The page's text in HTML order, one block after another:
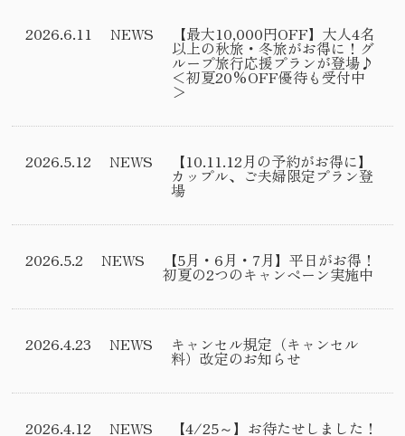
2026.6.11 NEWS 【最大10,000円OFF】大人4名
以上の秋旅・冬旅がお得に！グ
ループ旅行応援プランが登場♪
＜初夏20%OFF優待も受付中
＞
2026.5.12 NEWS 【10.11.12月の予約がお得に】
カップル、ご夫婦限定プラン登
場
2026.5.2 NEWS 【5月・6月・7月】平日がお得！
初夏の2つのキャンペーン実施中
2026.4.23 NEWS キャンセル規定（キャンセル
料）改定のお知らせ
2026.4.12 NEWS 【4/25～】お待たせしました！